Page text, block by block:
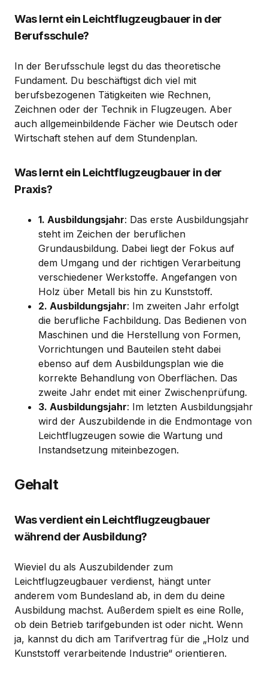
Was lernt ein Leichtflugzeugbauer in der
Berufsschule?
In der Berufsschule legst du das theoretische
Fundament. Du beschäftigst dich viel mit
berufsbezogenen Tätigkeiten wie Rechnen,
Zeichnen oder der Technik in Flugzeugen. Aber
auch allgemeinbildende Fächer wie Deutsch oder
Wirtschaft stehen auf dem Stundenplan.
Was lernt ein Leichtflugzeugbauer in der
Praxis?
1. Ausbildungsjahr: Das erste Ausbildungsjahr
steht im Zeichen der beruflichen
Grundausbildung. Dabei liegt der Fokus auf
dem Umgang und der richtigen Verarbeitung
verschiedener Werkstoffe. Angefangen von
Holz über Metall bis hin zu Kunststoff.
2. Ausbildungsjahr: Im zweiten Jahr erfolgt
die berufliche Fachbildung. Das Bedienen von
Maschinen und die Herstellung von Formen,
Vorrichtungen und Bauteilen steht dabei
ebenso auf dem Ausbildungsplan wie die
korrekte Behandlung von Oberflächen. Das
zweite Jahr endet mit einer Zwischenprüfung.
3. Ausbildungsjahr: Im letzten Ausbildungsjahr
wird der Auszubildende in die Endmontage von
Leichtflugzeugen sowie die Wartung und
Instandsetzung miteinbezogen.
Gehalt
Was verdient ein Leichtflugzeugbauer
während der Ausbildung?
Wieviel du als Auszubildender zum
Leichtflugzeugbauer verdienst, hängt unter
anderem vom Bundesland ab, in dem du deine
Ausbildung machst. Außerdem spielt es eine Rolle,
ob dein Betrieb tarifgebunden ist oder nicht. Wenn
ja, kannst du dich am Tarifvertrag für die „Holz und
Kunststoff verarbeitende Industrie“ orientieren.